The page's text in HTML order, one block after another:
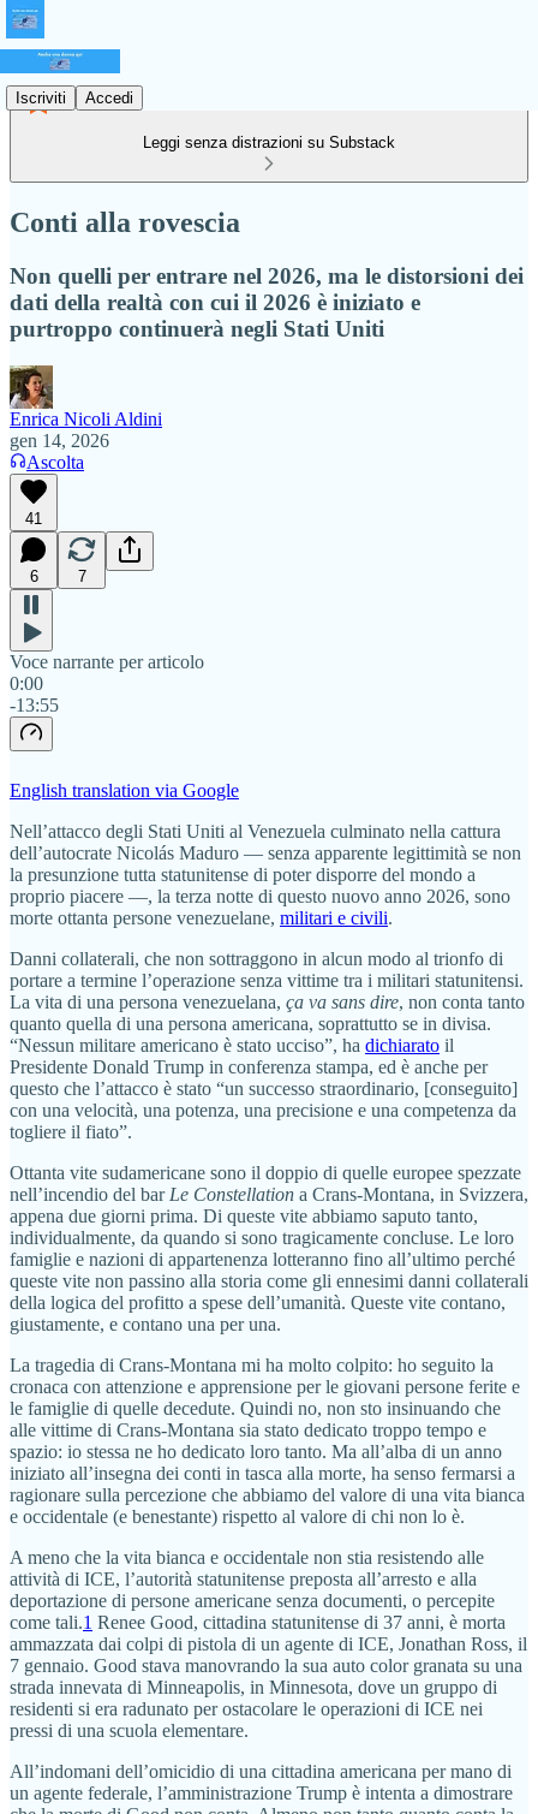
Iscriviti Accedi
Leggi senza distrazioni su Substack
Conti alla rovescia
Non quelli per entrare nel 2026, ma le distorsioni dei
dati della realtà con cui il 2026 è iniziato e
purtroppo continuerà negli Stati Uniti
Enrica Nicoli Aldini
gen 14, 2026
Ascolta
41
6 7
Voce narrante per articolo
0:00
-13:55
English translation via Google
Nell’attacco degli Stati Uniti al Venezuela culminato nella cattura
dell’autocrate Nicolás Maduro — senza apparente legittimità se non
la presunzione tutta statunitense di poter disporre del mondo a
proprio piacere —, la terza notte di questo nuovo anno 2026, sono
morte ottanta persone venezuelane, militari e civili.
Danni collaterali, che non sottraggono in alcun modo al trionfo di
portare a termine l’operazione senza vittime tra i militari statunitensi.
La vita di una persona venezuelana, ça va sans dire, non conta tanto
quanto quella di una persona americana, soprattutto se in divisa.
“Nessun militare americano è stato ucciso”, ha dichiarato il
Presidente Donald Trump in conferenza stampa, ed è anche per
questo che l’attacco è stato “un successo straordinario, [conseguito]
con una velocità, una potenza, una precisione e una competenza da
togliere il fiato”.
Ottanta vite sudamericane sono il doppio di quelle europee spezzate
nell’incendio del bar Le Constellation a Crans-Montana, in Svizzera,
appena due giorni prima. Di queste vite abbiamo saputo tanto,
individualmente, da quando si sono tragicamente concluse. Le loro
famiglie e nazioni di appartenenza lotteranno fino all’ultimo perché
queste vite non passino alla storia come gli ennesimi danni collaterali
della logica del profitto a spese dell’umanità. Queste vite contano,
giustamente, e contano una per una.
La tragedia di Crans-Montana mi ha molto colpito: ho seguito la
cronaca con attenzione e apprensione per le giovani persone ferite e
le famiglie di quelle decedute. Quindi no, non sto insinuando che
alle vittime di Crans-Montana sia stato dedicato troppo tempo e
spazio: io stessa ne ho dedicato loro tanto. Ma all’alba di un anno
iniziato all’insegna dei conti in tasca alla morte, ha senso fermarsi a
ragionare sulla percezione che abbiamo del valore di una vita bianca
e occidentale (e benestante) rispetto al valore di chi non lo è.
A meno che la vita bianca e occidentale non stia resistendo alle
attività di ICE, l’autorità statunitense preposta all’arresto e alla
deportazione di persone americane senza documenti, o percepite
come tali.1 Renee Good, cittadina statunitense di 37 anni, è morta
ammazzata dai colpi di pistola di un agente di ICE, Jonathan Ross, il
7 gennaio. Good stava manovrando la sua auto color granata su una
strada innevata di Minneapolis, in Minnesota, dove un gruppo di
residenti si era radunato per ostacolare le operazioni di ICE nei
pressi di una scuola elementare.
All’indomani dell’omicidio di una cittadina americana per mano di
un agente federale, l’amministrazione Trump è intenta a dimostrare